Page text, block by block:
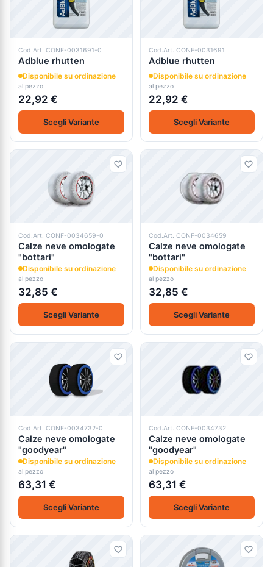
Cod.Art. CONF-0031691-0
Adblue rhutten
Disponibile su ordinazione
al pezzo
22,92 €
Scegli Variante
Cod.Art. CONF-0031691
Adblue rhutten
Disponibile su ordinazione
al pezzo
22,92 €
Scegli Variante
Cod.Art. CONF-0034659-0
Calze neve omologate
"bottari"
Disponibile su ordinazione
al pezzo
32,85 €
Scegli Variante
Cod.Art. CONF-0034659
Calze neve omologate
"bottari"
Disponibile su ordinazione
al pezzo
32,85 €
Scegli Variante
Cod.Art. CONF-0034732-0
Calze neve omologate
"goodyear"
Disponibile su ordinazione
al pezzo
63,31 €
Scegli Variante
Cod.Art. CONF-0034732
Calze neve omologate
"goodyear"
Disponibile su ordinazione
al pezzo
63,31 €
Scegli Variante